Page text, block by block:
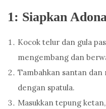
1: Siapkan
Kocok telur dan gula
mengembang dan
Tambahkan santan
dengan spatula.
Masukkan tepung